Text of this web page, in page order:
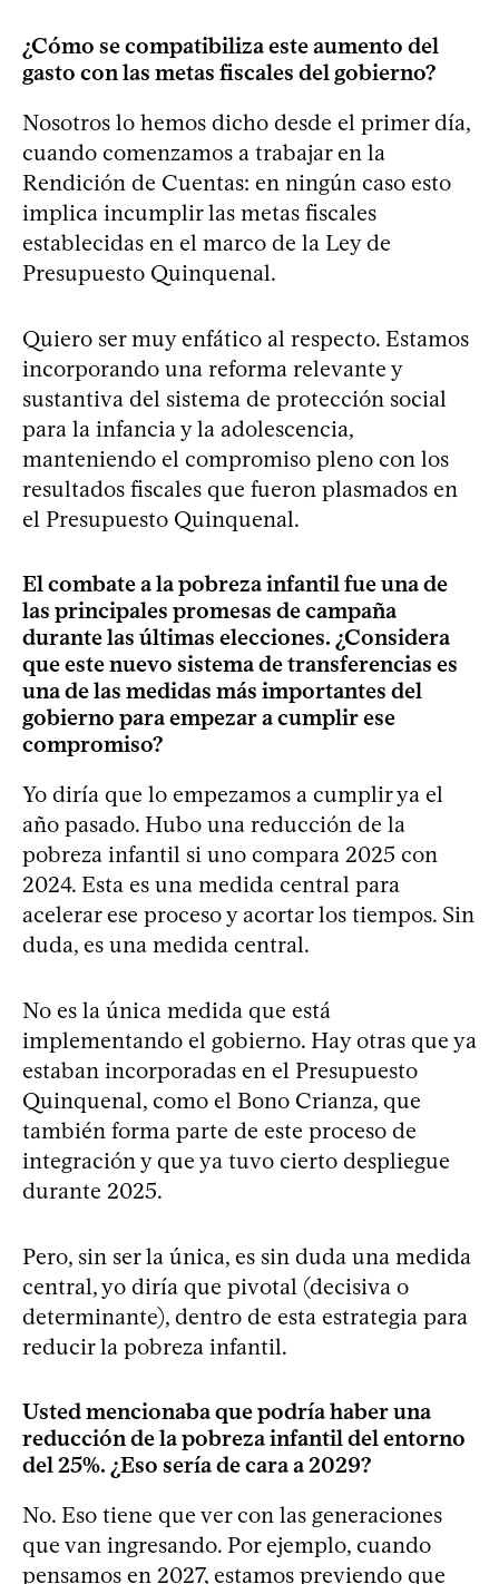
¿Cómo se compatibiliza este aumento del
gasto con las metas fiscales del gobierno?
Nosotros lo hemos dicho desde el primer día,
cuando comenzamos a trabajar en la
Rendición de Cuentas: en ningún caso esto
implica incumplir las metas fiscales
establecidas en el marco de la Ley de
Presupuesto Quinquenal.
Quiero ser muy enfático al respecto. Estamos
incorporando una reforma relevante y
sustantiva del sistema de protección social
para la infancia y la adolescencia,
manteniendo el compromiso pleno con los
resultados fiscales que fueron plasmados en
el Presupuesto Quinquenal.
El combate a la pobreza infantil fue una de
las principales promesas de campaña
durante las últimas elecciones. ¿Considera
que este nuevo sistema de transferencias es
una de las medidas más importantes del
gobierno para empezar a cumplir ese
compromiso?
Yo diría que lo empezamos a cumplir ya el
año pasado. Hubo una reducción de la
pobreza infantil si uno compara 2025 con
2024. Esta es una medida central para
acelerar ese proceso y acortar los tiempos. Sin
duda, es una medida central.
No es la única medida que está
implementando el gobierno. Hay otras que ya
estaban incorporadas en el Presupuesto
Quinquenal, como el Bono Crianza, que
también forma parte de este proceso de
integración y que ya tuvo cierto despliegue
durante 2025.
Pero, sin ser la única, es sin duda una medida
central, yo diría que pivotal (decisiva o
determinante), dentro de esta estrategia para
reducir la pobreza infantil.
Usted mencionaba que podría haber una
reducción de la pobreza infantil del entorno
del 25%. ¿Eso sería de cara a 2029?
No. Eso tiene que ver con las generaciones
que van ingresando. Por ejemplo, cuando
pensamos en 2027, estamos previendo que